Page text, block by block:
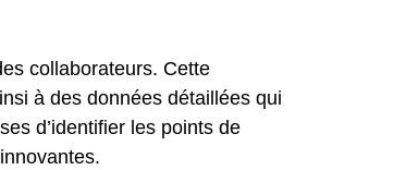
collaborateurs. Cette
à des données détaillées qui
d’identifier les points de